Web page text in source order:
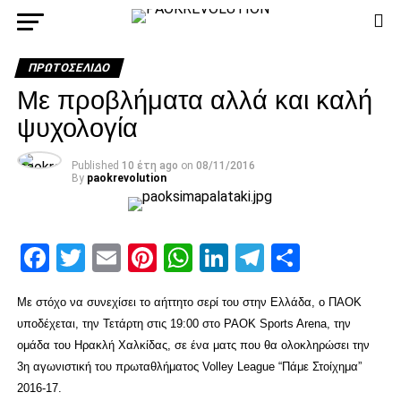
ΠΡΩΤΟΣΈΛΙΔΟ
Με προβλήματα αλλά και καλή
ψυχολογία
Published 10 έτη ago on 08/11/2016
By paokrevolution
Facebook
Twitter
EmailPinterest
WhatsApp
LinkedIn
Telegram
Με στόχο να συνεχίσει το αήττητο σερί του στην Ελλάδα, ο ΠΑΟΚ
υποδέχεται, την Τετάρτη στις 19:00 στο PAOK Sports Arena, την
ομάδα του Ηρακλή Χαλκίδας, σε ένα ματς που θα ολοκληρώσει την
3η αγωνιστική του πρωταθλήματος Volley League “Πάμε Στοίχημα”
2016-17.